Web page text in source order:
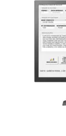
Minha Conta